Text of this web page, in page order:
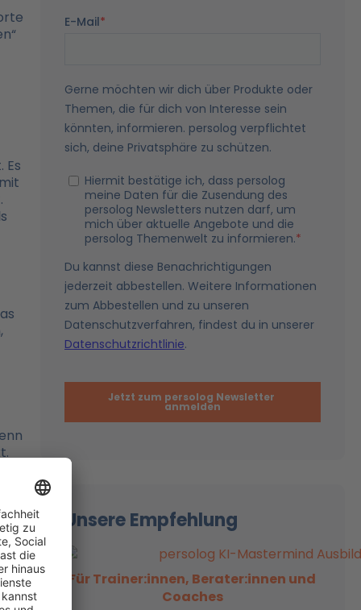
Es
ist
Unsere Empfehlung
Für Trainer:innen, Berater:innen und
Coaches